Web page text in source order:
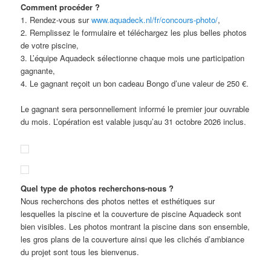
Comment procéder ?
1. Rendez-vous surwww.aquadeck.nl/fr/concours-photo/,
2. Remplissez le formulaire et téléchargez les plus belles photos
de votre piscine,
3. L’équipe Aquadeck sélectionne chaque mois une participation
gagnante,
4. Le gagnant reçoit un bon cadeau Bongo d’une valeur de 250 €.
Le gagnant sera personnellement informé le premier jour ouvrable
du mois. L’opération est valable jusqu’au 31 octobre 2026 inclus.
Quel type de photos recherchons-nous ?
Nous recherchons des photos nettes et esthétiques sur
lesquelles la piscine et la couverture de piscine Aquadeck sont
bien visibles. Les photos montrant la piscine dans son ensemble,
les gros plans de la couverture ainsi que les clichés d’ambiance
du projet sont tous les bienvenus.